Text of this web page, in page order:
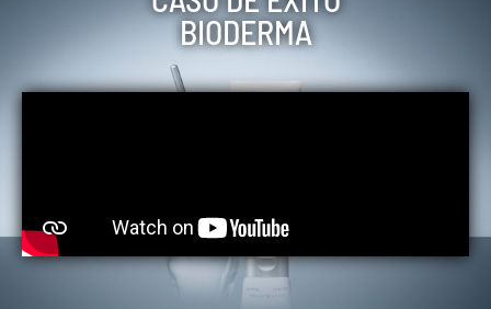
BIODERMA